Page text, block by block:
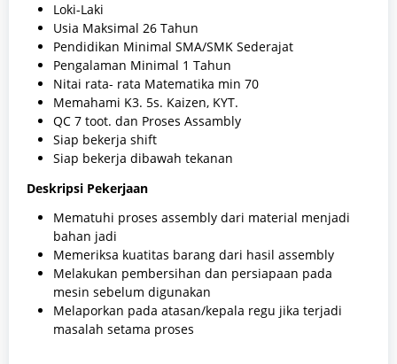
Loki-Laki
Usia Maksimal 26 Tahun
Pendidikan Minimal SMA/SMK Sederajat
Pengalaman Minimal 1 Tahun
Nitai rata- rata Matematika min 70
Memahami K3. 5s. Kaizen, KYT.
QC 7 toot. dan Proses Assambly
Siap bekerja shift
Siap bekerja dibawah tekanan
Deskripsi Pekerjaan
Mematuhi proses assembly dari material menjadi
bahan jadi
Memeriksa kuatitas barang dari hasil assembly
Melakukan pembersihan dan persiapaan pada
mesin sebelum digunakan
Melaporkan pada atasan/kepala regu jika terjadi
masalah setama proses